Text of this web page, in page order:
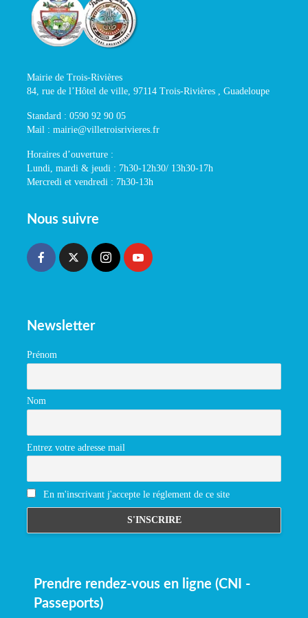
Mairie de Trois-Rivières
84, rue de l’Hôtel de ville, 97114 Trois-Rivières , Guadeloupe
Standard : 0590 92 90 05
Mail : mairie@villetroisrivieres.fr
Horaires d’ouverture :
Lundi, mardi & jeudi : 7h30-12h30/ 13h30-17h
Mercredi et vendredi : 7h30-13h
Nous suivre
Newsletter
Prénom
Nom
Entrez votre adresse mail
En m'inscrivant j'accepte le réglement de ce site
Prendre rendez-vous en ligne (CNI -
Passeports)